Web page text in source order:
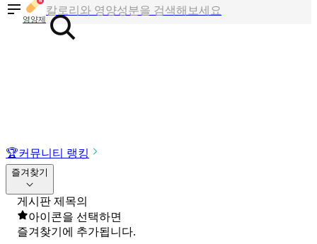
영양제
칼로리와 영양성분을 검색해보세요
혈당 · 다이어트 음식 검색해보세요
🏆커뮤니티 랭킹
즐겨찾기
게시판 제목의
아이콘을 선택하면
즐겨찾기에 추가됩니다.